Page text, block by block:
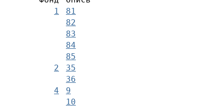
1
81
82
83
84
85
2
35
36
4
9
10